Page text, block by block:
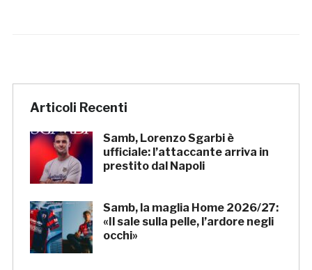
Articoli Recenti
Samb, Lorenzo Sgarbi è
ufficiale: l’attaccante arriva in
prestito dal Napoli
Samb, la maglia Home 2026/27:
«Il sale sulla pelle, l’ardore negli
occhi»